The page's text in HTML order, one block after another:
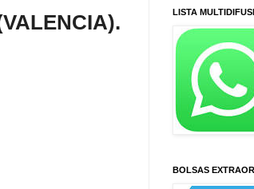
LISTA
BOLSAS